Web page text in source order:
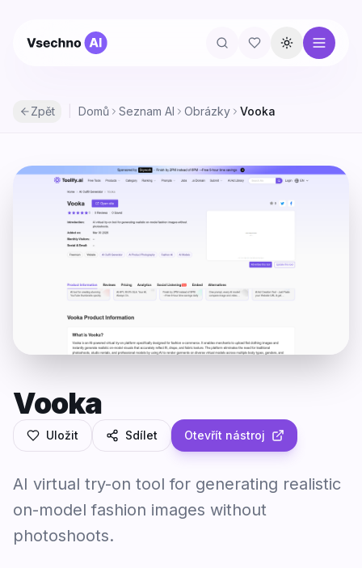
Přepnout
Zpět Domů Seznam AI Obrázky Vooka
Vooka
Uložit Sdílet Otevřít nástroj
AI virtual try-on tool for generating realistic
on-model fashion images without
photoshoots.